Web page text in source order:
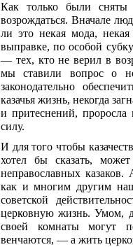
Как только были сняты
возрождаться. Вначале
ли это некая мода,
выправке, по особой
— тех, кто не верил в
мы ставили вопрос о
законодательно
казачья жизнь, некогда
и притеснений,
силу.
И для того чтобы
хотел бы сказать,
неправославных
как и многим другим
советской
церковную жизнь. Умом,
своей комнаты могут
венчаются, — а жить